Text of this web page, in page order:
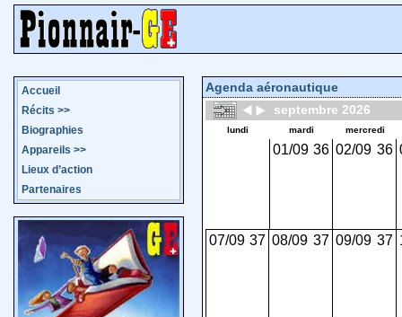
Accueil
Récits >>
Biographies
Appareils >>
Lieux d’action
Partenaires
Agenda aéronautique
septembre 2026
lundi mardi mercredi
01/09 36 02/09 36
07/09 37 08/09 37 09/09 37